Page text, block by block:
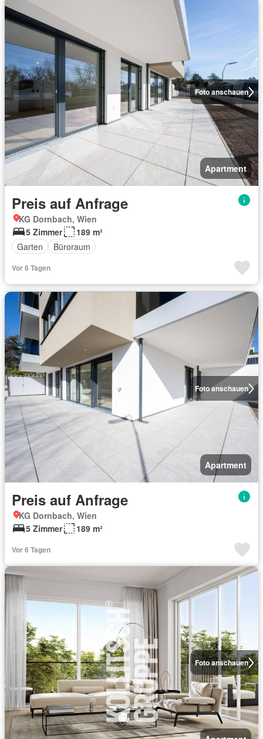
Foto anschauen
Apartment
Preis auf Anfrage
KG Dornbach, Wien
5 Zimmer
189 m²
Garten
Büroraum
Vor 6 Tagen
Foto anschauen
Apartment
Preis auf Anfrage
KG Dornbach, Wien
5 Zimmer
189 m²
Vor 6 Tagen
Foto anschauen